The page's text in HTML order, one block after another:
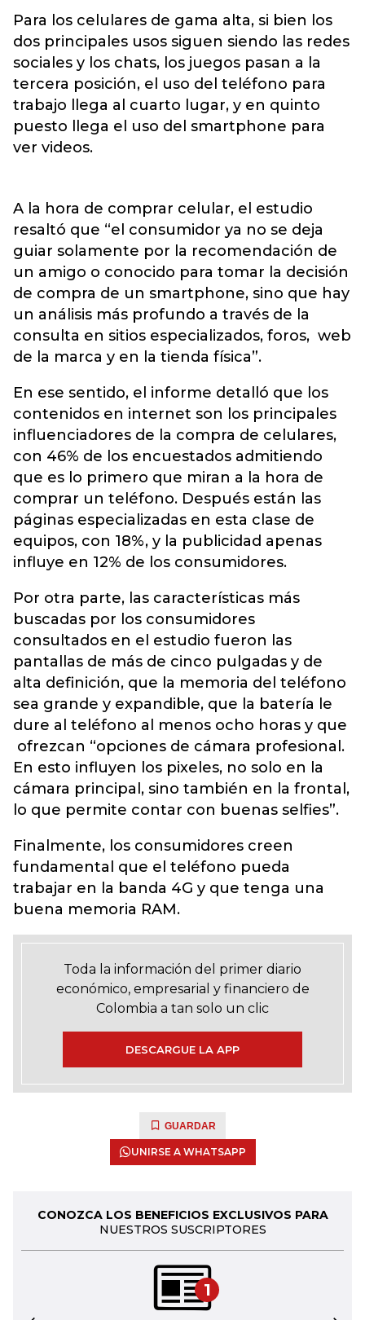
Para los celulares de gama alta, si bien los
dos principales usos siguen siendo las redes
sociales y los chats, los juegos pasan a la
tercera posición, el uso del teléfono para
trabajo llega al cuarto lugar, y en quinto
puesto llega el uso del smartphone para
ver videos.
A la hora de comprar celular, el estudio
resaltó que “el consumidor ya no se deja
guiar solamente por la recomendación de
un amigo o conocido para tomar la decisión
de compra de un smartphone, sino que hay
un análisis más profundo a través de la
consulta en sitios especializados, foros, web
de la marca y en la tienda física”.
En ese sentido, el informe detalló que los
contenidos en internet son los principales
influenciadores de la compra de celulares,
con 46% de los encuestados admitiendo
que es lo primero que miran a la hora de
comprar un teléfono. Después están las
páginas especializadas en esta clase de
equipos, con 18%, y la publicidad apenas
influye en 12% de los consumidores.
Por otra parte, las características más
buscadas por los consumidores
consultados en el estudio fueron las
pantallas de más de cinco pulgadas y de
alta definición, que la memoria del teléfono
sea grande y expandible, que la batería le
dure al teléfono al menos ocho horas y que
ofrezcan “opciones de cámara profesional.
En esto influyen los pixeles, no solo en la
cámara principal, sino también en la frontal,
lo que permite contar con buenas selfies”.
Finalmente, los consumidores creen
fundamental que el teléfono pueda
trabajar en la banda 4G y que tenga una
buena memoria RAM.
Toda la información del primer diario
económico, empresarial y financiero de
Colombia a tan solo un clic
DESCARGUE LA APP
GUARDAR
UNIRSE A WHATSAPP
CONOZCA LOS BENEFICIOS EXCLUSIVOS PARA
NUESTROS SUSCRIPTORES
1